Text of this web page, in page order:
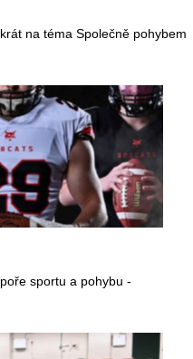
na téma Společně pohybem
sportu a pohybu -